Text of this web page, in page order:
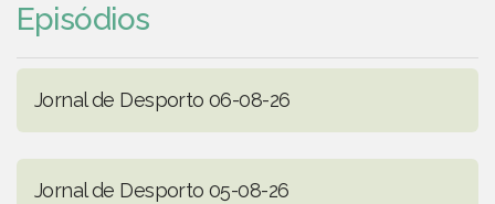
Episódios
Jornal de Desporto 06-08-26
Jornal de Desporto 05-08-26